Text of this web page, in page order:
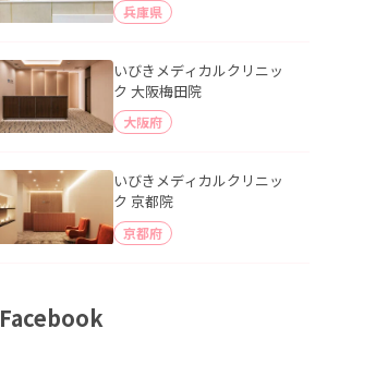
兵庫県
いびきメディカルクリニッ
ク 大阪梅田院
大阪府
いびきメディカルクリニッ
ク 京都院
京都府
Facebook